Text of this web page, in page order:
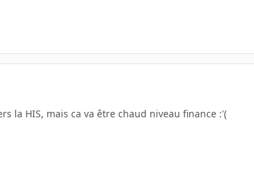
la HIS, mais ca va être chaud niveau finance :'(